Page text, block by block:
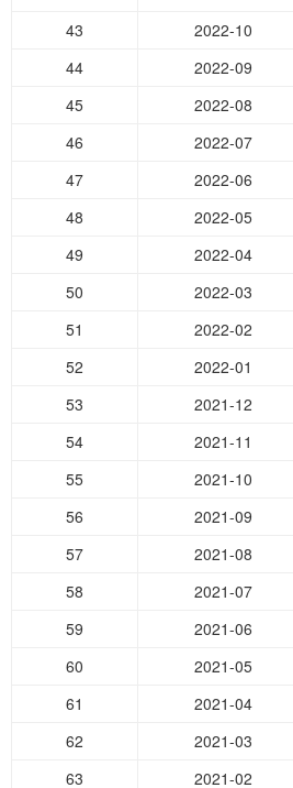
43
2022-10
44
2022-09
45
2022-08
46
2022-07
47
2022-06
48
2022-05
49
2022-04
50
2022-03
51
2022-02
52
2022-01
53
2021-12
54
2021-11
55
2021-10
56
2021-09
57
2021-08
58
2021-07
59
2021-06
60
2021-05
61
2021-04
62
2021-03
63
2021-02